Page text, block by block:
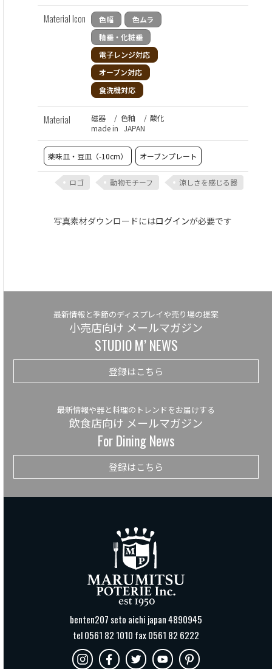
Material Icon 色幅
色ムラ
釉垂・化粧垂
電子レンジ対応
オーブン対応
食洗機対応
Material 磁器 / 色釉 / 酸化
made in JAPAN
薬味皿・豆皿（-10cm） オーブンプレート
ロゴ 動物モチーフ 涼しさを感じる器
写真素材ダウンロードにはログインが必要です
最新情報と季節のディスプレイや売り場の提案
小売店向け メールマガジン
STUDIO M’ NEWS
登録はこちら
最新情報や器と料理のトレンドをお届けする
飲食店向け メールマガジン
For Dining News
登録はこちら
benten207 seto aichi japan 4890945
tel 0561 82 1010 fax 0561 82 6222